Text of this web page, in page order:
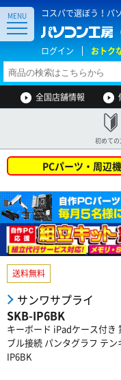
コスパで選ぼう！パ
ログイン おトク
MENU
全国店舗情報
初めての
PCパーツ・周辺
送料無料
サンワサプライ
SKB-IP6BK
キーボード iPadケース付き
ブル接続 パンタグラフ テ
IP6BK